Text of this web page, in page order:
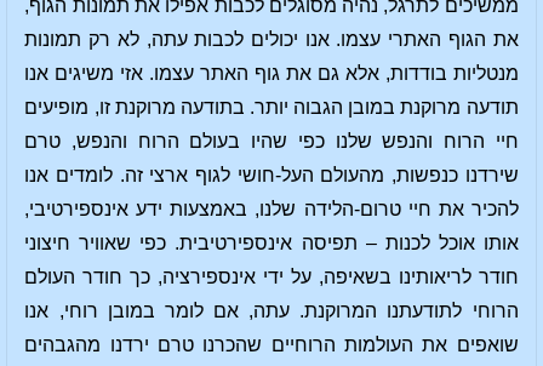
ממשיכים לתרגל, נהיה מסוגלים לכבות אפילו את תמונות הגוף,
את הגוף האתרי עצמו. אנו יכולים לכבות עתה, לא רק תמונות
מנטליות בודדות, אלא גם את גוף האתר עצמו. אזי משיגים אנו
תודעה מרוקנת במובן הגבוה יותר. בתודעה מרוקנת זו, מופיעים
חיי הרוח והנפש שלנו כפי שהיו בעולם הרוח והנפש, טרם
שירדנו כנפשות, מהעולם העל-חושי לגוף ארצי זה. לומדים אנו
להכיר את חיי טרום-הלידה שלנו, באמצעות ידע אינספירטיבי,
אותו אוכל לכנות – תפיסה אינספירטיבית. כפי שאוויר חיצוני
חודר לריאותינו בשאיפה, על ידי אינספירציה, כך חודר העולם
הרוחי לתודעתנו המרוקנת. עתה, אם לומר במובן רוחי, אנו
שואפים את העולמות הרוחיים שהכרנו טרם ירדנו מהגבהים